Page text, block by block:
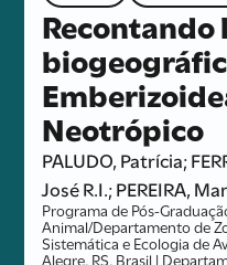
Neotrópico
PALUDO, Patrícia;
José R.I.; PEREIRA,
Programa de Pós-
Animal/Departamento de
Sistemática e Ecologia de
Alegre, RS, Brasil |